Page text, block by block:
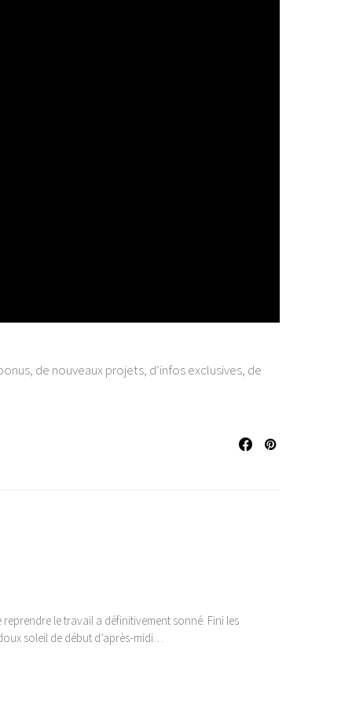
de nouveaux projets, d’infos exclusives, de
le travail a définitivement sonné. Fini les
soleil de début d’après-midi…